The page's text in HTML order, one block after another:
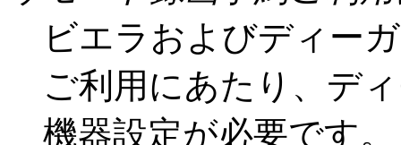
ビエラおよびディー
ご利用にあたり、デ
機器設定が必要です。